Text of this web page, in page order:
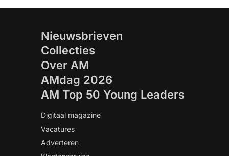
Nieuwsbrieven
Collecties
Over AM
AMdag 2026
AM Top 50 Young Leaders
Digitaal magazine
Vacatures
Adverteren